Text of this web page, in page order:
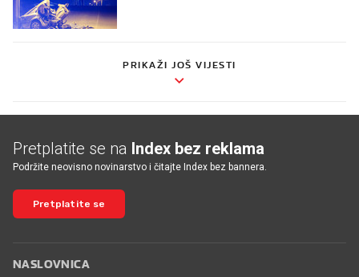
PRIKAŽI JOŠ VIJESTI
Pretplatite se na Index bez reklama
Podržite neovisno novinarstvo i čitajte Index bez bannera.
Pretplatite se
NASLOVNICA